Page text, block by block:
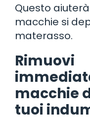
Questo
macchie si
materasso.
Rimuovi
macchie
tuoi